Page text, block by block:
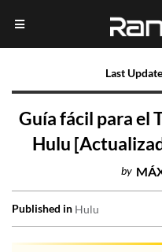
Last
Guía fácil para el
Hulu
by
Published in Hulu